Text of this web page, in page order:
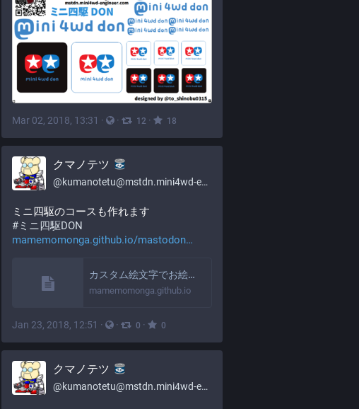
Mar 02, 2018, 13:31 · · 12 · 18
クマノテツ
@kumanotetu@mstdn.mini4wd-engineer.com
ミニ四駆のコースも作れます
#ミニ四駆DON
mamemomonga.github.io/mastodon
カスタム絵文字でお絵かきツール
mamemomonga.github.io
Jan 23, 2018, 12:51 · · 0 · 0
クマノテツ
@kumanotetu@mstdn.mini4wd-engineer.com